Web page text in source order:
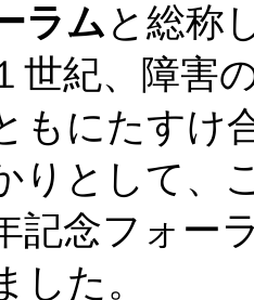
ラム と総称
紀、障害
もにたすけ
りとして、
記念フォー
した。